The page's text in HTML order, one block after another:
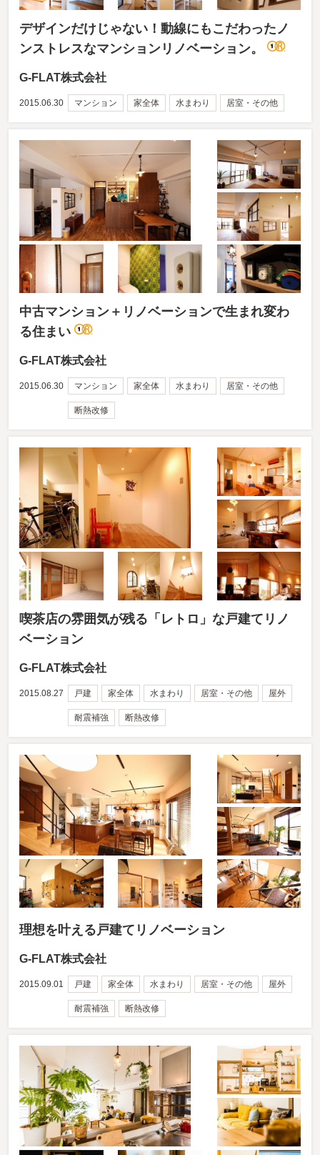
デザインだけじゃない！動線にもこだわったノ
ンストレスなマンションリノベーション。
G-FLAT株式会社
2015.06.30 マンション 家全体 水まわり 居室・その他
中古マンション＋リノベーションで生まれ変わ
る住まい
G-FLAT株式会社
2015.06.30 マンション 家全体 水まわり 居室・その他
断熱改修
喫茶店の雰囲気が残る「レトロ」な戸建てリノ
ベーション
G-FLAT株式会社
2015.08.27 戸建 家全体 水まわり 居室・その他 屋外
耐震補強 断熱改修
理想を叶える戸建てリノベーション
G-FLAT株式会社
2015.09.01 戸建 家全体 水まわり 居室・その他 屋外
耐震補強 断熱改修